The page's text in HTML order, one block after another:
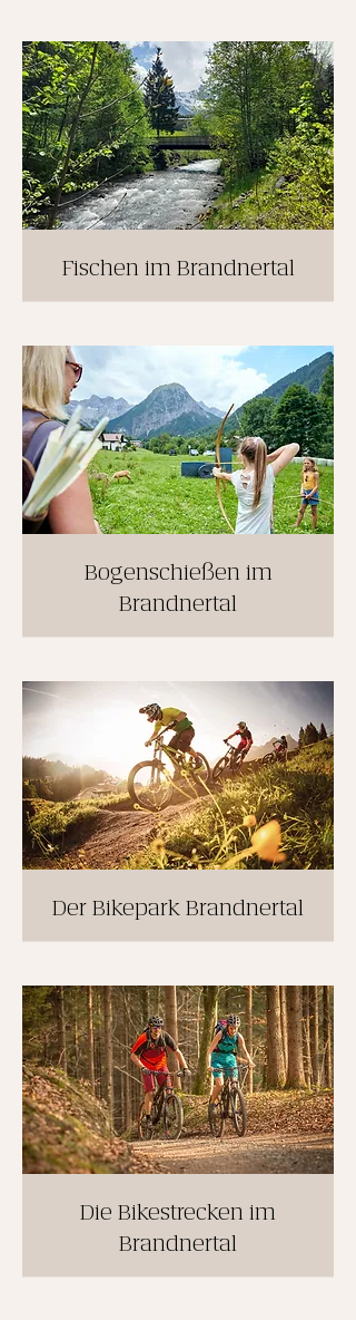
Fischen im Brandnertal
Bogenschießen im
Brandnertal
Der Bikepark Brandnertal
Die Bikestrecken im
Brandnertal